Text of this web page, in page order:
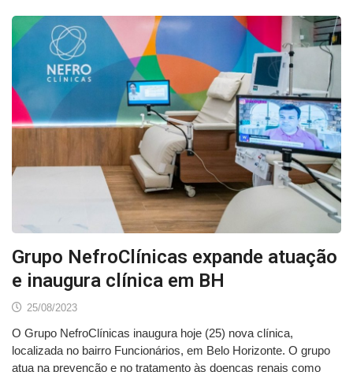
Grupo NefroClínicas expande atuação
e inaugura clínica em BH
25/08/2023
O Grupo NefroClínicas inaugura hoje (25) nova clínica,
localizada no bairro Funcionários, em Belo Horizonte. O grupo
atua na prevenção e no tratamento às doenças renais como